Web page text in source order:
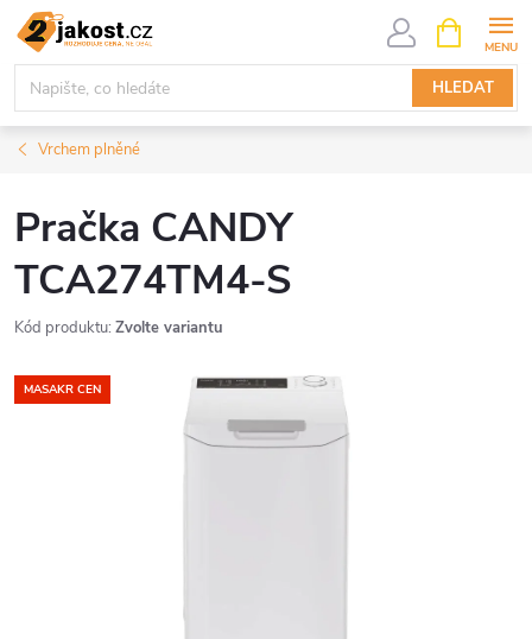
Přejít
obsah
HLEDAT
NÁKUPNÍ
KOŠÍK
Vrchem plněné
Pračka CANDY
TCA274TM4-S
Kód produktu: Zvolte variantu
MASAKR CEN